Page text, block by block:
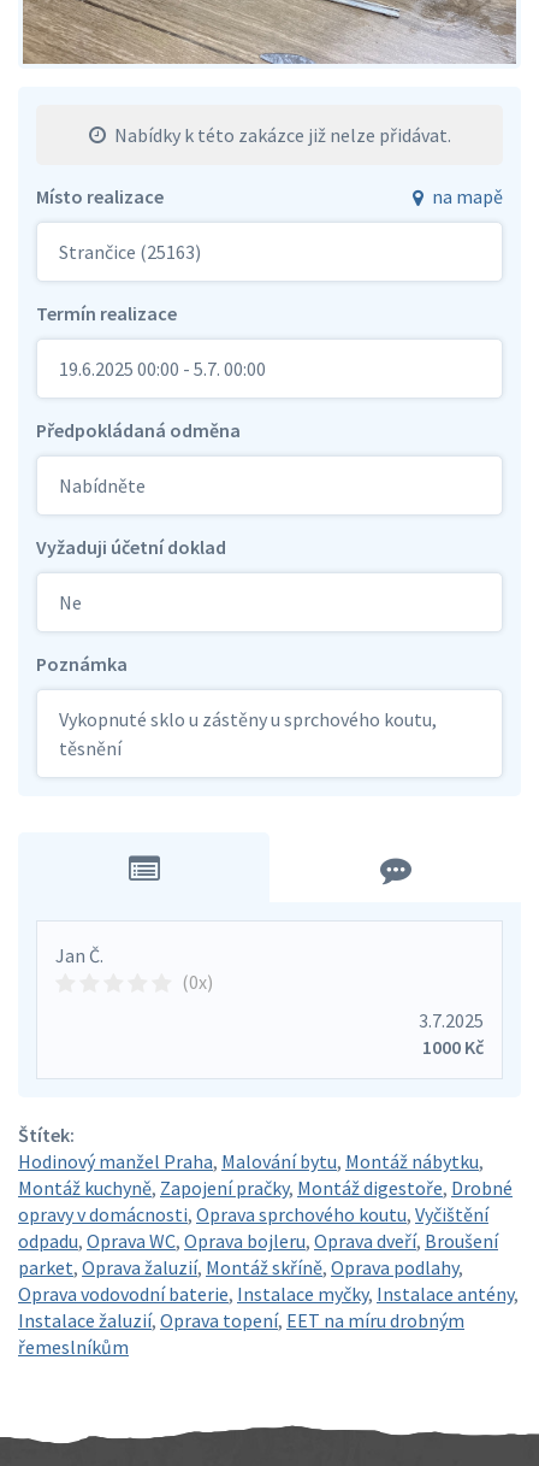
Nabídky k této zakázce již nelze přidávat.
Místo realizace na mapě
Strančice (25163)
Termín realizace
19.6.2025 00:00 - 5.7. 00:00
Předpokládaná odměna
Nabídněte
Vyžaduji účetní doklad
Ne
Poznámka
Vykopnuté sklo u zástěny u sprchového koutu,
těsnění
Jan Č.
(0x)
3.7.2025
1000 Kč
Štítek:
Hodinový manžel Praha, Malování bytu, Montáž nábytku,
Montáž kuchyně, Zapojení pračky, Montáž digestoře, Drobné
opravy v domácnosti, Oprava sprchového koutu, Vyčištění
odpadu, Oprava WC, Oprava bojleru, Oprava dveří, Broušení
parket, Oprava žaluzií, Montáž skříně, Oprava podlahy,
Oprava vodovodní baterie, Instalace myčky, Instalace antény,
Instalace žaluzií, Oprava topení, EET na míru drobným
řemeslníkům